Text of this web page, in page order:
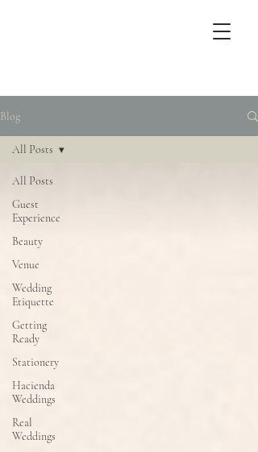
Blog
All Posts
Guest
Experience
Beauty
Venue
Wedding
Etiquette
Getting
Ready
Stationery
Hacienda
Weddings
Real
Weddings
All Posts